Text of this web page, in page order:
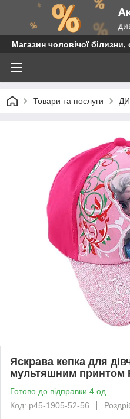
Магазин чоловічої білизни,
Товари та послуги
Яскрава кепка для
мультяшним принтом
Готово до відправки 4 од.
Код: p45-1905-52-56